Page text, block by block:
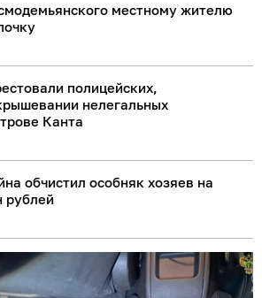
местному жителю
полицейских,
нелегальных
Канта
обчистил особняк хозяев на
рублей